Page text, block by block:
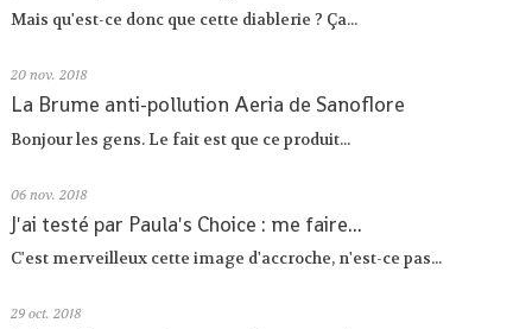
Mais qu'est-ce donc que cette diablerie ? Ça...
20 nov. 2018
La Brume anti-pollution Aeria de Sanoflore
Bonjour les gens. Le fait est que ce produit...
06 nov. 2018
J'ai testé par Paula's Choice : me faire...
C'est merveilleux cette image d'accroche, n'est-ce pas...
29 oct. 2018